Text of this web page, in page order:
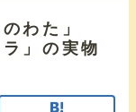
わた」
」の実物